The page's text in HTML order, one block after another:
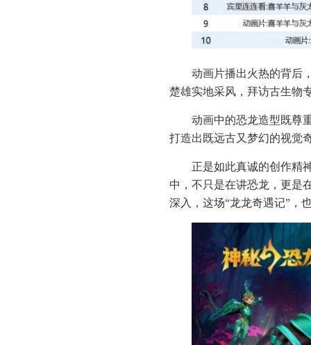
动画片播出火热的背后
楚雄实地采风，拜访古生物
动画中的恐龙造型既尊
打造出既远古又梦幻的视觉
正是如此真诚的创作精
中，不只是在讲恐龙，更是
深入，这场“龙龙奇遇记”，